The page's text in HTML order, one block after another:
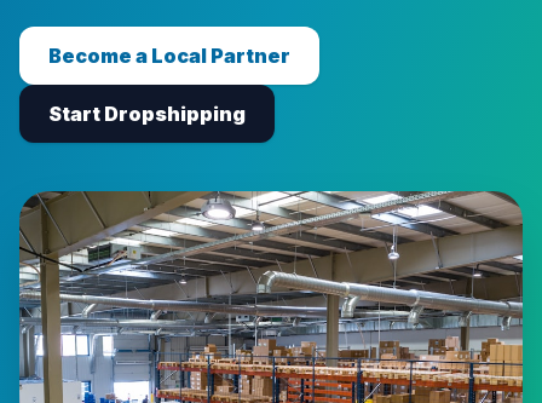
Become a Local Partner
Start Dropshipping